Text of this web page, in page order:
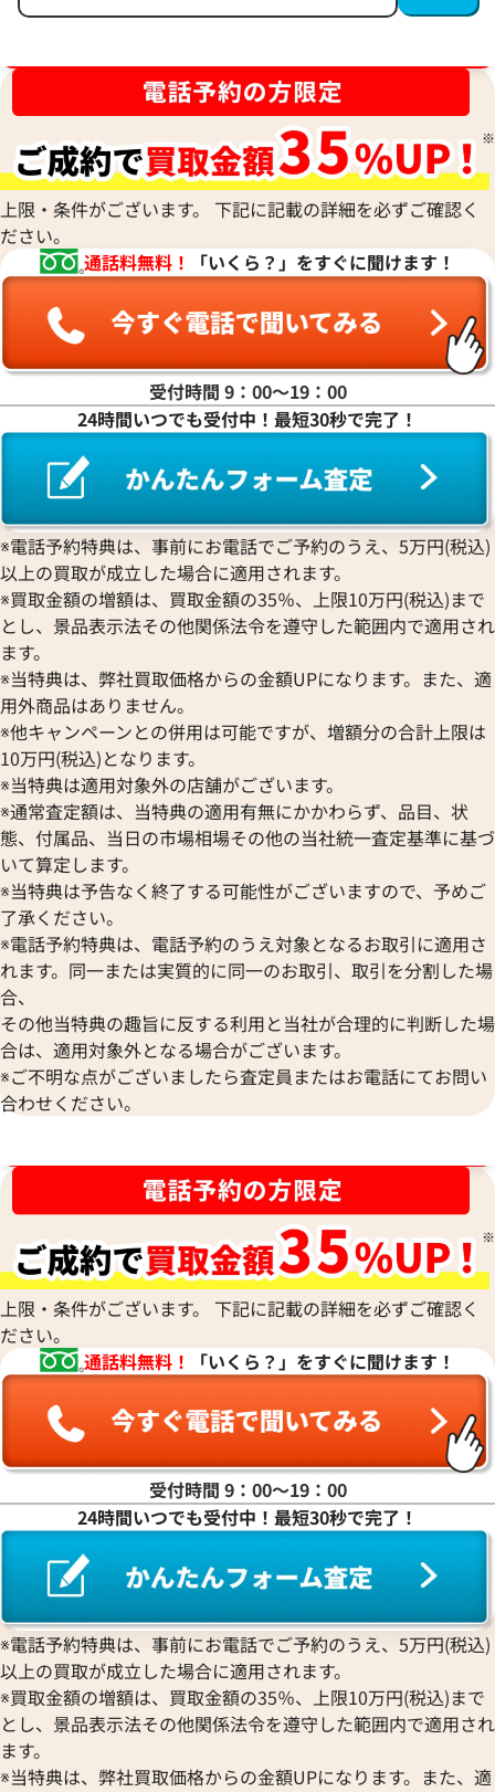
グッチ インターロッキングG 財布 レザー
参考買取価格
24,000円
2026年5月3日時点
グッチ GGスプリ
参考買取価格
23,000円
2026年6月17日時
グッチ 財布 レザー
参考買取価格
21,000 円
2026年5月3日時点
グッチ オフザグ
参考買取価格
18,000円
2026年3月3日時点
グッチ オフザグリッド 財布 ナイロン
参考買取価格
12,000 円
2025年12月17日時点
グッチ オフザグ
ロン
参考買取価格
2025年6月3日時点
上限・条件がございます。 下記に記載の詳細を必ずご確認く
ださい。
通話料無料！
「いくら？」をすぐに聞けます！
受付時間 9：00〜19：00
24時間いつでも受付中！最短30秒で完了！
※電話予約特典は、事前にお電話でご予約のうえ、5万円(税込)
以上の買取が成立した場合に適用されます。
※買取金額の増額は、買取金額の35％、上限10万円(税込)まで
とし、景品表示法その他関係法令を遵守した範囲内で適用され
ます。
※当特典は、弊社買取価格からの金額UPになります。また、適
用外商品はありません。
※他キャンペーンとの併用は可能ですが、増額分の合計上限は
10万円(税込)となります。
※当特典は適用対象外の店舗がございます。
※通常査定額は、当特典の適用有無にかかわらず、品目、状
態、付属品、当日の市場相場その他の当社統一査定基準に基づ
いて算定します。
※当特典は予告なく終了する可能性がございますので、予めご
了承ください。
※電話予約特典は、電話予約のうえ対象となるお取引に適用さ
れます。同一または実質的に同一のお取引、取引を分割した場
合、
その他当特典の趣旨に反する利用と当社が合理的に判断した場
合は、適用対象外となる場合がございます。
※ご不明な点がございましたら査定員またはお電話にてお問い
合わせください。
上限・条件がございます。 下記に記載の詳細を必ずご確認く
ださい。
通話料無料！
「いくら？」をすぐに聞けます！
受付時間 9：00〜19：00
24時間いつでも受付中！最短30秒で完了！
※電話予約特典は、事前にお電話でご予約のうえ、5万円(税込)
以上の買取が成立した場合に適用されます。
※買取金額の増額は、買取金額の35％、上限10万円(税込)まで
とし、景品表示法その他関係法令を遵守した範囲内で適用され
ます。
※当特典は、弊社買取価格からの金額UPになります。また、適